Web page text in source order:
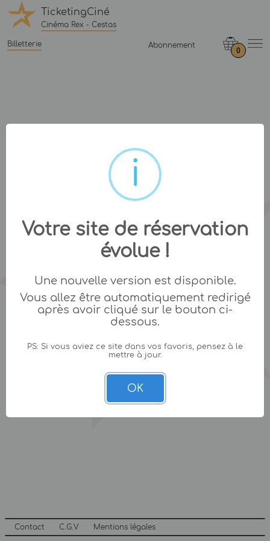
TicketingCiné
Cinéma Rex - Cestas
Billetterie Abonnement
0
Contact C.G.V Mentions légales
Votre site de réservation
évolue !
Une nouvelle version est disponible.
Vous allez être automatiquement redirigé
après avoir cliqué sur le bouton ci-
dessous.
PS: Si vous aviez ce site dans vos favoris, pensez à le
mettre à jour.
OK